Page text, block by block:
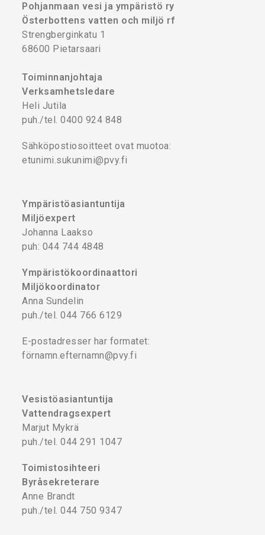
Pohjanmaan vesi ja ympäristö ry
Österbottens vatten och miljö rf
Strengberginkatu 1
68600 Pietarsaari
Toiminnanjohtaja
Verksamhetsledare
Heli Jutila
puh./tel. 0400 924 848
Sähköpostiosoitteet ovat muotoa:
etunimi.sukunimi@pvy.fi
Ympäristöasiantuntija
Miljöexpert
Johanna Laakso
puh: 044 744 4848
Ympäristökoordinaattori
Miljökoordinator
Anna Sundelin
puh./tel. 044 766 6129
E-postadresser har formatet:
förnamn.efternamn@pvy.fi
Vesistöasiantuntija
Vattendragsexpert
Marjut Mykrä
puh./tel. 044 291 1047
Toimistosihteeri
Byråsekreterare
Anne Brandt
puh./tel. 044 750 9347